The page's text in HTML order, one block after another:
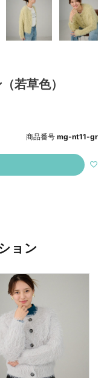
若草色）
商品番号 mg-nt11-gr
ョン